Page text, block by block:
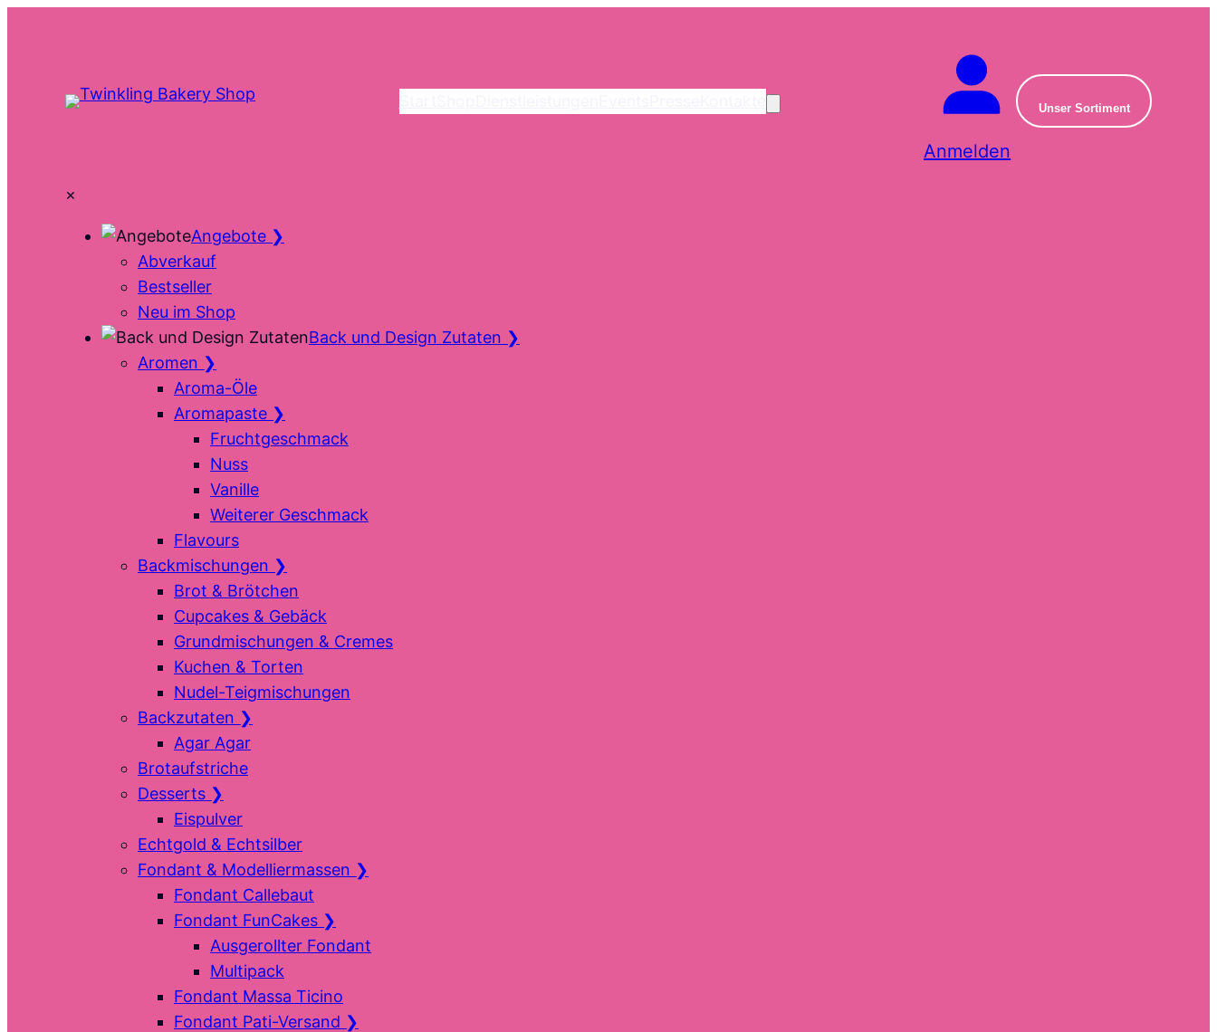
Anmelden
Unser Sortiment
×
Angebote ❯
Abverkauf
Bestseller
Neu im Shop
Back und Design Zutaten ❯
Aromen ❯
Aroma-Öle
Aromapaste ❯
Fruchtgeschmack
Nuss
Vanille
Weiterer Geschmack
Flavours
Backmischungen ❯
Brot & Brötchen
Cupcakes & Gebäck
Grundmischungen & Cremes
Kuchen & Torten
Nudel-Teigmischungen
Backzutaten ❯
Agar Agar
Brotaufstriche
Desserts ❯
Eispulver
Echtgold & Echtsilber
Fondant & Modelliermassen ❯
Fondant Callebaut
Fondant FunCakes ❯
Ausgerollter Fondant
Multipack
Fondant Massa Ticino
Fondant Pati-Versand ❯